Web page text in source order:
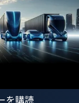
を購読
で多様な用途
解するため
をいくつか挙
ムに統合さ